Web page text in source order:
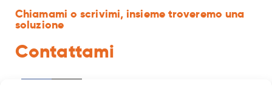
Chiamami o scrivimi, insieme troveremo una
soluzione
Contattami